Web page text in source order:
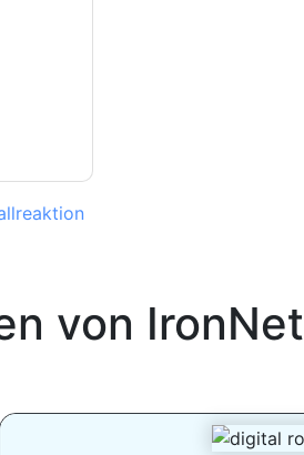
von IronNet